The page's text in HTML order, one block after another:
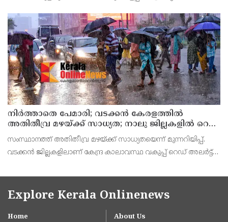
ആവശ്യത്തിന് തയാറാക്കുന്ന വിധം ഒരു കോളിഫ്ലവർ ചെറുതായി
നിർത്താതെ പേമാരി; വടക്കന്‍ കേരളത്തില്‍
അതിതീവ്ര മഴയ്ക്ക് സാധ്യത; നാലു ജില്ലകളില്‍ റെഡ്
സംസ്ഥാനത്ത് അതിതീവ്ര മഴയ്ക്ക് സാധ്യതയെന്ന് മുന്നറിയിപ്പ്.
വടക്കന്‍ ജില്ലകളിലാണ് കേന്ദ്ര കാലാവസ്ഥ വകുപ്പ് റെഡ് അലര്‍ട്ട്
ജില്ലകളിലാണ് അതിതീവ്
Explore Kerala Onlinenews
Home About Us